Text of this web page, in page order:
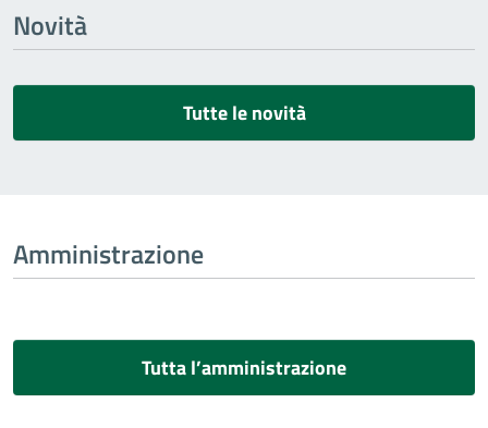
Novità
Tutte le novità
Amministrazione
Tutta l’amministrazione